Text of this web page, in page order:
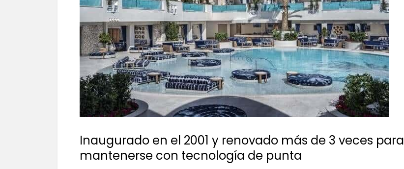
Inaugurado en el 2001 y renovado más de 3 veces para
mantenerse con tecnología de punta